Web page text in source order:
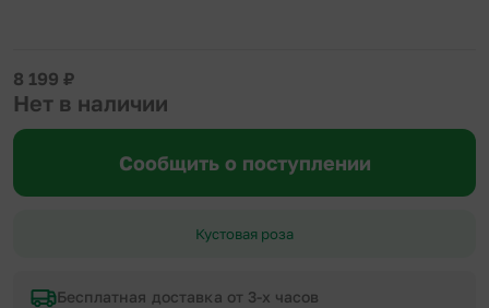
8 199 ₽
Нет в наличии
Сообщить о поступлении
Кустовая роза
Бесплатная доставка от 3-х часов